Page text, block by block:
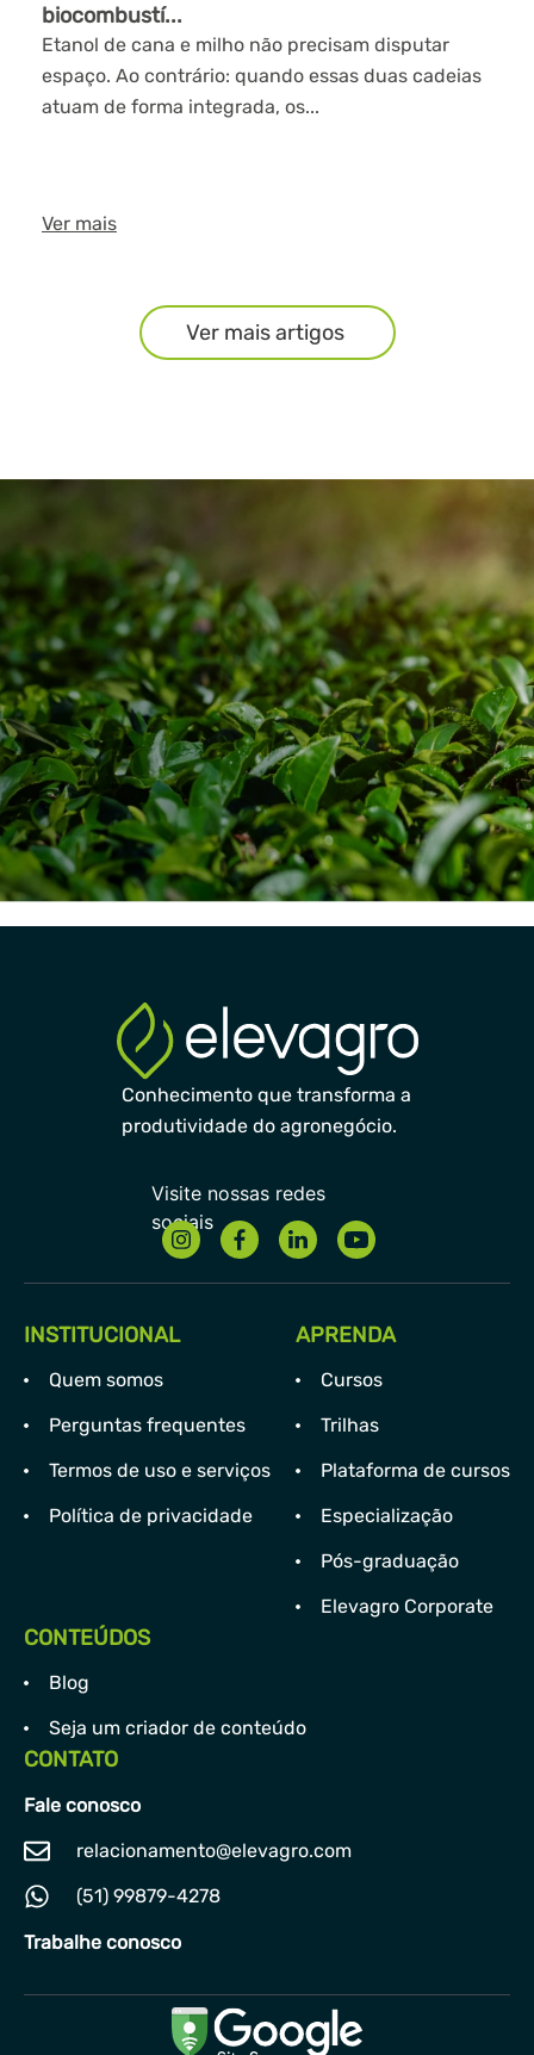
biocombustí...
Etanol de cana e milho não precisam disputar
espaço. Ao contrário: quando essas duas cadeias
atuam de forma integrada, os...
Ver mais
Ver mais artigos
Conhecimento que transforma a
produtividade do agronegócio.
INSTITUCIONAL
Quem somos
Perguntas frequentes
Termos de uso e serviços
Política de privacidade
APRENDA
Cursos
Trilhas
Plataforma de cursos
Especialização
Pós-graduação
Elevagro Corporate
CONTEÚDOS
Blog
Seja um criador de conteúdo
CONTATO
Fale conosco
relacionamento@elevagro.com
(51) 99879-4278
Trabalhe conosco